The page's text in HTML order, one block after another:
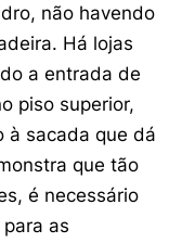
não havendo
Há lojas
a entrada de
piso superior,
à sacada que dá
que tão
é necessário
as